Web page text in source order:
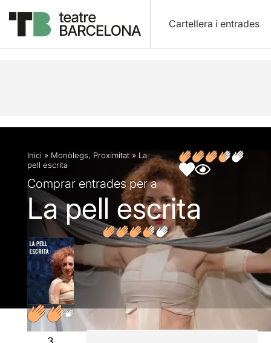
Cartellera i entrades
Descripció Fitxa artística Fotos i vídeos
Inici » Monòlegs, Proximitat » La
pell escrita
Comprar entrades per a
La pell escrita